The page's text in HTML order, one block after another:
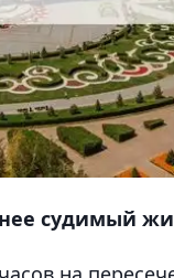
судимый